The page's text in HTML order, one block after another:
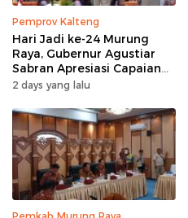
Pemprov Kalteng
Hari Jadi ke-24 Murung
Raya, Gubernur Agustiar
Sabran Apresiasi Capaian
Pembangunan
2 days yang lalu